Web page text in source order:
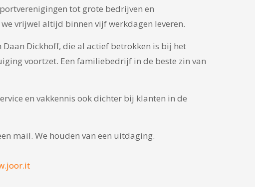
tot grote bedrijven en
vrijwel altijd binnen vijf werkdagen leveren.
Daan Dickhoff, die al actief betrokken is bij het
voortzet. Een familiebedrijf in de beste zin van
en vakkennis ook dichter bij klanten in de
mail. We houden van een uitdaging.